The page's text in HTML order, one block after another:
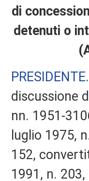
di
detenuti o
PRESIDENTE
discussione
nn. 1951-
luglio 1975,
152,
1991, n.